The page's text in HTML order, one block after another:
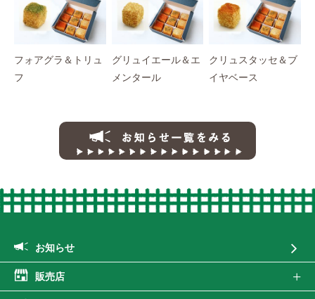
フォアグラ＆トリュ
フ
グリュイエール＆エ
メンタール
クリュスタッセ＆ブ
イヤベース
お知らせ
販売店